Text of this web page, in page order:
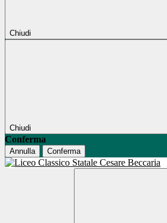
Chiudi
Chiudi
Conferma
Annulla Conferma